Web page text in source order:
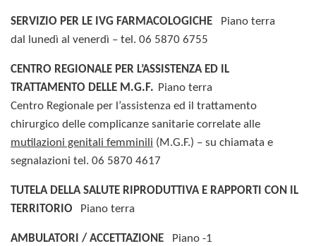
SERVIZIO PER LE IVG FARMACOLOGICHE
Piano terra
dal lunedì al venerdì – tel. 06 5870 6755
CENTRO REGIONALE PER L’ASSISTENZA ED IL
TRATTAMENTO DELLE M.G.F. Piano terra
Centro Regionale per l’assistenza ed il trattamento
chirurgico delle complicanze sanitarie correlate alle
mutilazioni genitali femminili (M.G.F.) – su chiamata e
segnalazioni tel. 06 5870 4617
TUTELA DELLA SALUTE RIPRODUTTIVA E RAPPORTI CON IL
TERRITORIO
Piano terra
AMBULATORI / ACCETTAZIONE Piano -1